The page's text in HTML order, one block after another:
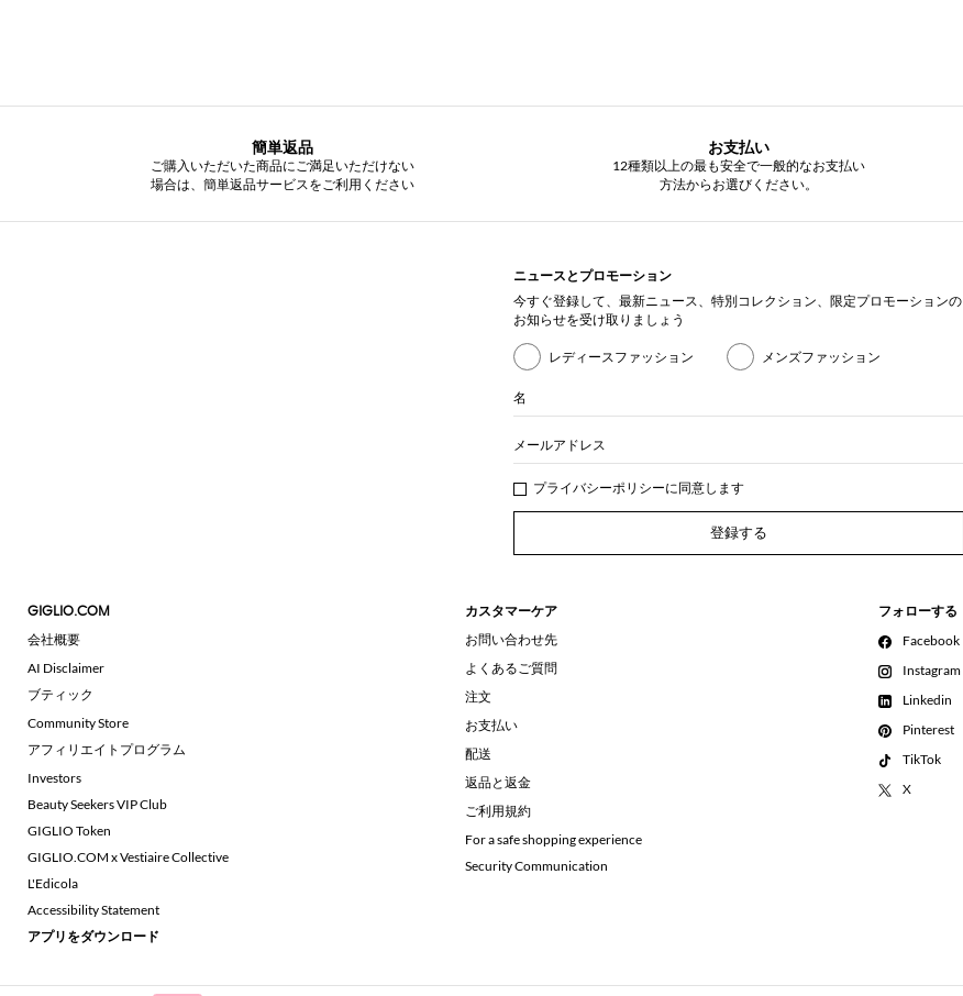
簡単返品
ご購入いただいた商品にご満足いただけない
場合は、簡単返品サービスをご利用ください
お支払い
12種類以上の最も安全で一般的なお支払い
方法からお選びください。
ニュースとプロモーション
今すぐ登録して、最新ニュース、特別コレクション、限定プロモーションの
お知らせを受け取りましょう
レディースファッション メンズファッション
名
メールアドレス
プライバシーポリシーに同意します
登録する
GIGLIO.COM
会社概要
AI Disclaimer
ブティック
Community Store
アフィリエイトプログラム
Investors
Beauty Seekers VIP Club
GIGLIO Token
GIGLIO.COM x Vestiaire Collective
L'Edicola
Accessibility Statement
アプリをダウンロード
カスタマーケア
お問い合わせ先
よくあるご質問
注文
お支払い
配送
返品と返金
ご利用規約
For a safe shopping experience
Security Communication
フォローする
Facebook
Instagram
Linkedin
Pinterest
TikTok
X